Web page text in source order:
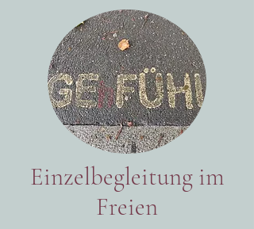
Einzelbegleitung im
Freien